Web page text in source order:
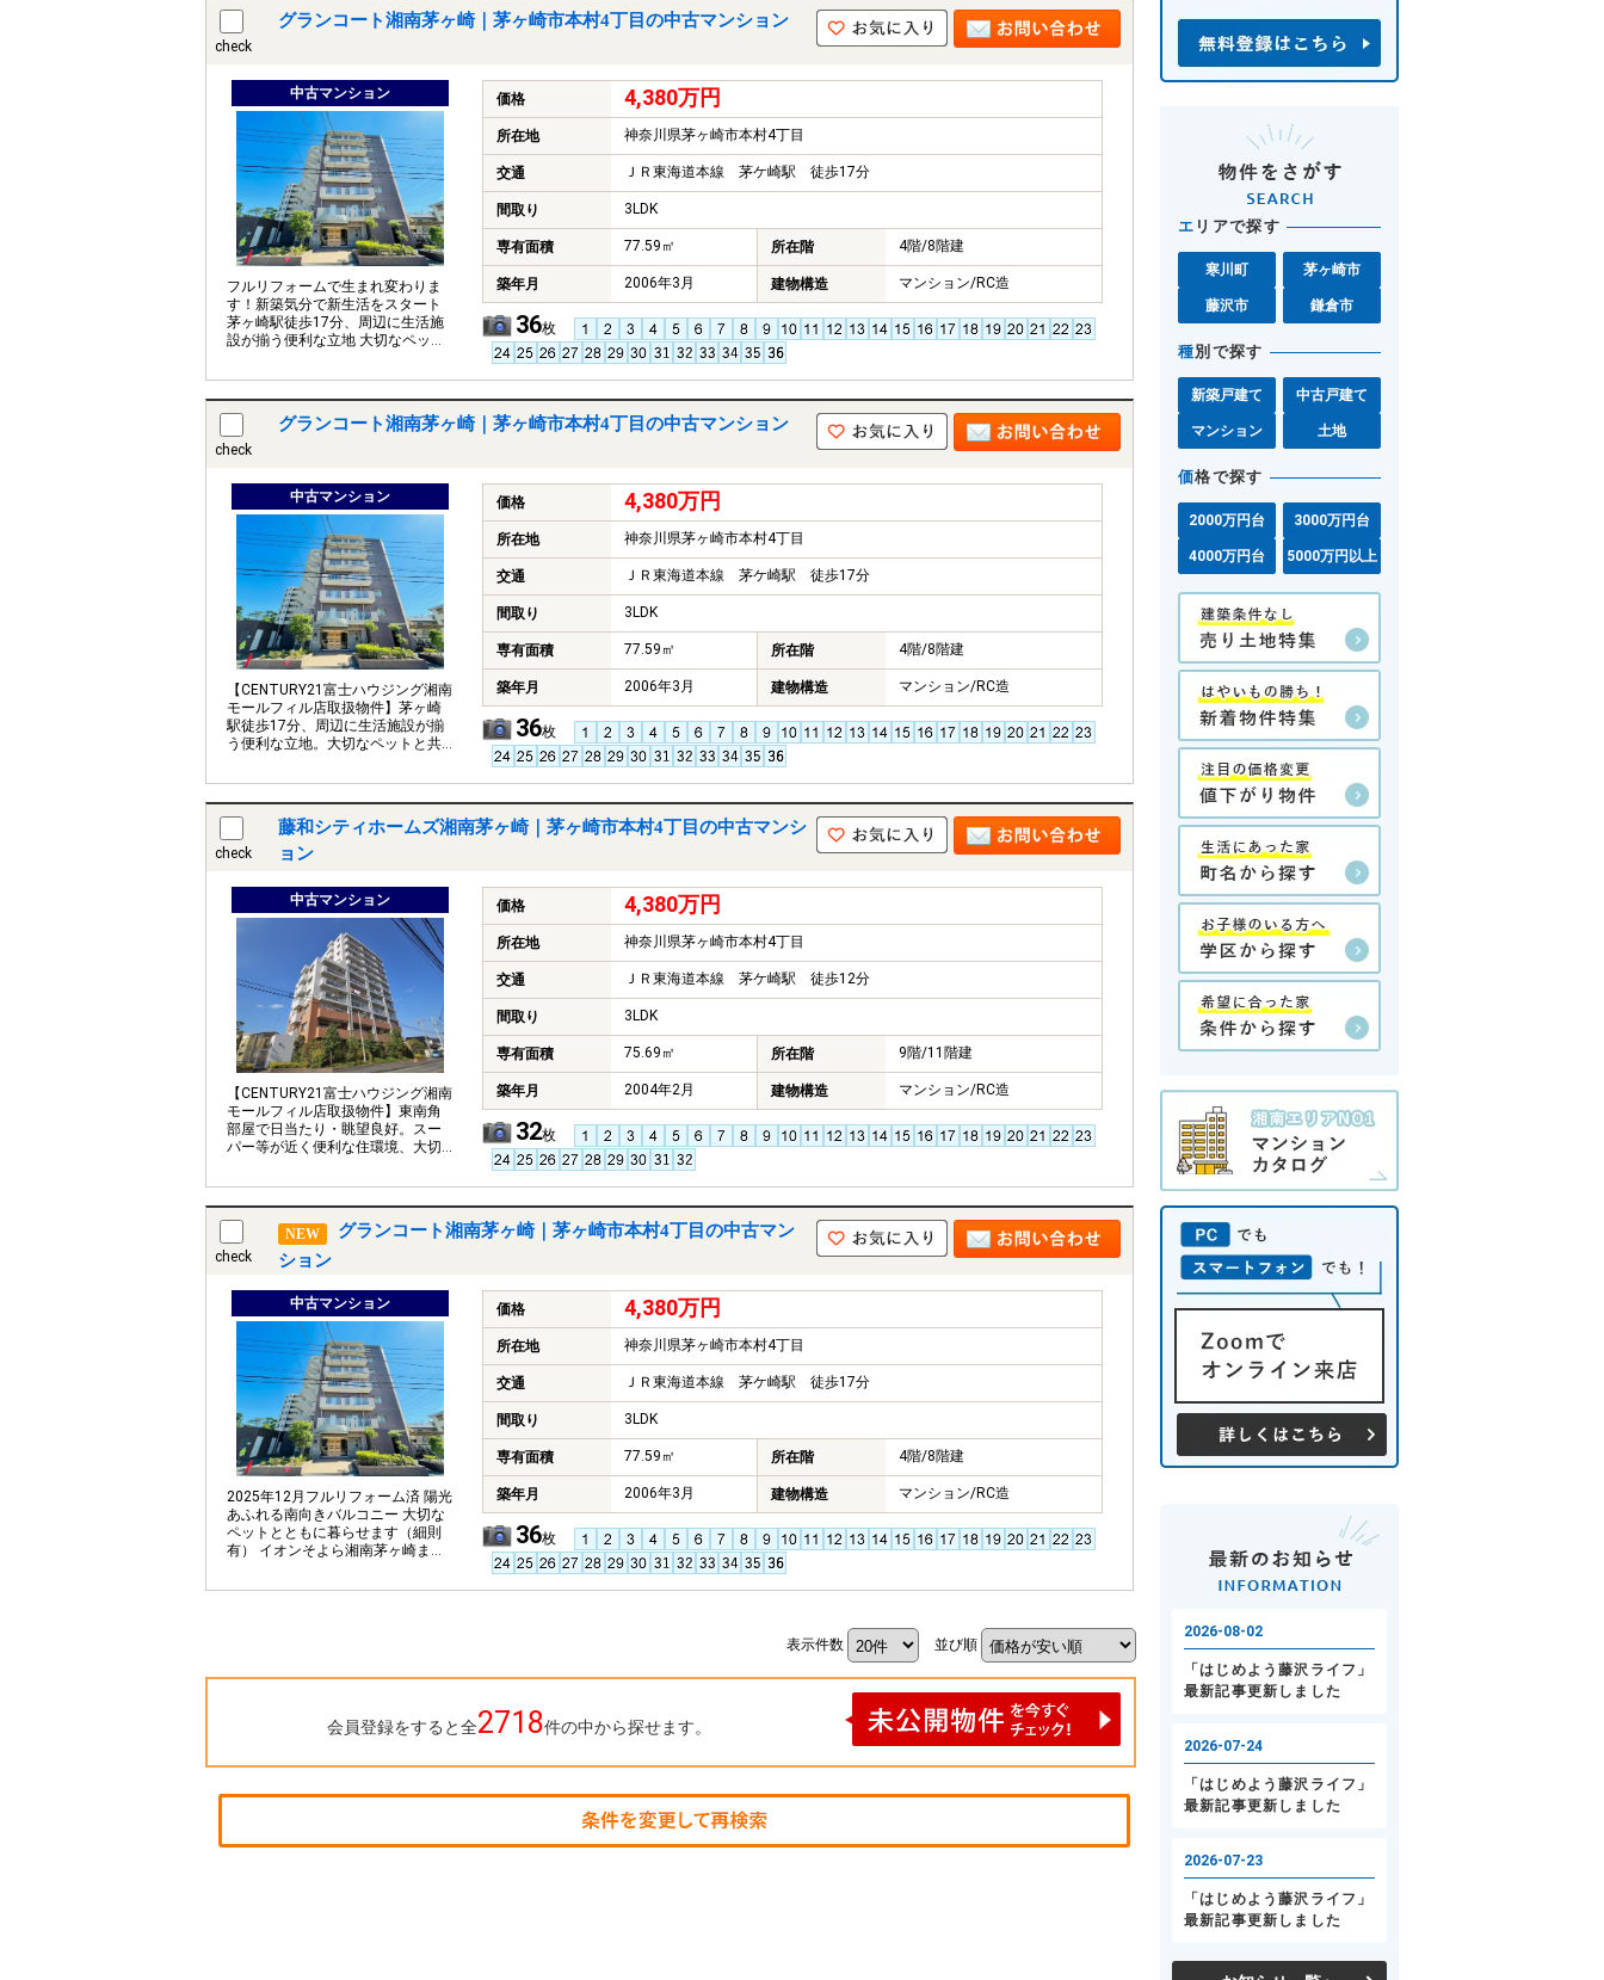
check
グランコート湘南茅ヶ崎｜茅ヶ崎市本村4丁目の中古マンション
中古マンション
フルリフォームで生まれ変わりま
す！新築気分で新生活をスタート
茅ヶ崎駅徒歩17分、周辺に生活施
設が揃う便利な立地 大切なペット
価格 4,380万円
所在地 神奈川県茅ヶ崎市本村4丁目
交通 ＪＲ東海道本線 茅ケ崎駅 徒歩17分
間取り 3LDK
専有面積 77.59㎡ 所在階 4階/8階建
築年月 2006年3月 建物構造 マンション/RC造
36枚
check
グランコート湘南茅ヶ崎｜茅ヶ崎市本村4丁目の中古マンション
中古マンション
【CENTURY21富士ハウジング湘南
モールフィル店取扱物件】茅ヶ崎
駅徒歩17分、周辺に生活施設が揃
う便利な立地。大切なペットと共
価格 4,380万円
所在地 神奈川県茅ヶ崎市本村4丁目
交通 ＪＲ東海道本線 茅ケ崎駅 徒歩17分
間取り 3LDK
専有面積 77.59㎡ 所在階 4階/8階建
築年月 2006年3月 建物構造 マンション/RC造
36枚
check
藤和シティホームズ湘南茅ヶ崎｜茅ヶ崎市本村4丁目の中古マンシ
ョン
中古マンション
【CENTURY21富士ハウジング湘南
モールフィル店取扱物件】東南角
部屋で日当たり・眺望良好。スー
パー等が近く便利な住環境、大切
価格 4,380万円
所在地 神奈川県茅ヶ崎市本村4丁目
交通 ＪＲ東海道本線 茅ケ崎駅 徒歩12分
間取り 3LDK
専有面積 75.69㎡ 所在階 9階/11階建
築年月 2004年2月 建物構造 マンション/RC造
32枚
check
NEW
グランコート湘南茅ヶ崎｜茅ヶ崎市本村4丁目の中古マン
ション
中古マンション
2025年12月フルリフォーム済 陽光
あふれる南向きバルコニー 大切な
ペットとともに暮らせます（細則
有） イオンそよら湘南茅ヶ崎まで
利
価格 4,380万円
所在地 神奈川県茅ヶ崎市本村4丁目
交通 ＪＲ東海道本線 茅ケ崎駅 徒歩17分
間取り 3LDK
専有面積 77.59㎡ 所在階 4階/8階建
築年月 2006年3月 建物構造 マンション/RC造
36枚
表示件数 並び順
会員登録をすると全2718件の中から探せます。
エ リアで探す
寒川町 茅ヶ崎市
藤沢市 鎌倉市
種別で探す
新築戸建て 中古戸建て
マンション 土地
価格で探す
2000万円台 3000万円台
4000万円台 5000万円以上